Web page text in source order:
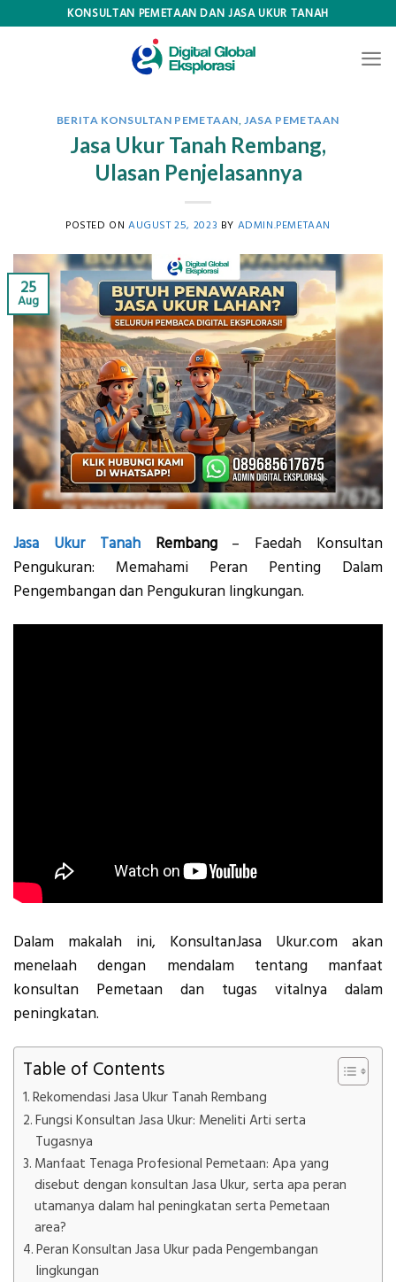
KONSULTAN PEMETAAN DAN JASA UKUR TANAH
BERITA KONSULTAN PEMETAAN,JASA PEMETAAN
Jasa Ukur Tanah Rembang,
Ulasan Penjelasannya
POSTED ONAUGUST 25, 2023 BY ADMIN.PEMETAAN
25
Aug
Jasa Ukur TanahRembang– Faedah Konsultan
Pengukuran: Memahami Peran Penting Dalam
Pengembangan dan Pengukuran lingkungan.
Dalam makalah ini, KonsultanJasa Ukur.com akan
menelaah dengan mendalam tentang manfaat
konsultan Pemetaan dan tugas vitalnya dalam
peningkatan.
Table of Contents
Rekomendasi Jasa Ukur Tanah Rembang
Fungsi Konsultan Jasa Ukur: Meneliti Arti serta
Tugasnya
Manfaat Tenaga Profesional Pemetaan: Apa yang
disebut dengan konsultan Jasa Ukur, serta apa peran
utamanya dalam hal peningkatan serta Pemetaan
area?
Peran Konsultan Jasa Ukur pada Pengembangan
lingkungan